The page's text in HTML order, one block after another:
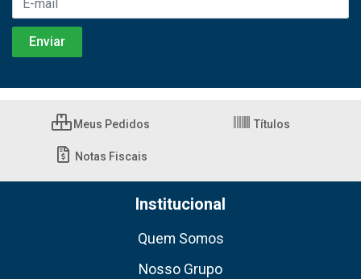
Meus Pedidos Títulos
Notas Fiscais
Institucional
Quem Somos
Nosso Grupo